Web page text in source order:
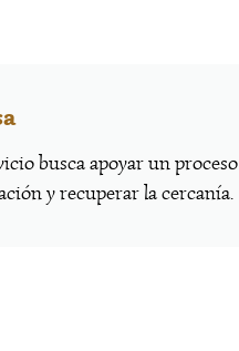
busca apoyar un proceso
y recuperar la cercanía.